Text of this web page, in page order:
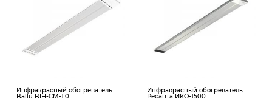
Инфракрасный обогреватель
Ballu BIH-CM-1.0
Инфракрасный обогреватель
Ресанта ИКО-1500